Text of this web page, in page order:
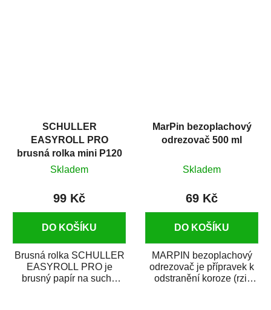
SCHULLER
EASYROLL PRO
brusná rolka mini P120
Skladem
99 Kč
DO KOŠÍKU
Brusná rolka SCHULLER
EASYROLL PRO je
brusný papír na suché
MarPin bezoplachový
odrezovač 500 ml
Skladem
69 Kč
DO KOŠÍKU
MARPIN bezoplachový
odrezovač je přípravek k
odstranění koroze (rzi)